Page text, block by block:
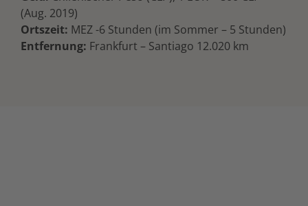
(Aug. 2019)
Ortszeit: MEZ -6 Stunden (im Sommer – 5 Stunden)
Entfernung: Frankfurt – Santiago 12.020 km